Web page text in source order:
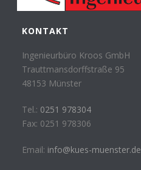
KONTAKT
Ingenieurbüro Kroos GmbH
Trauttmansdorffstraße 95
48153 Münster
Tel.: 0251 978304
Fax: 0251 978306
Email: info@kues-muenster.de